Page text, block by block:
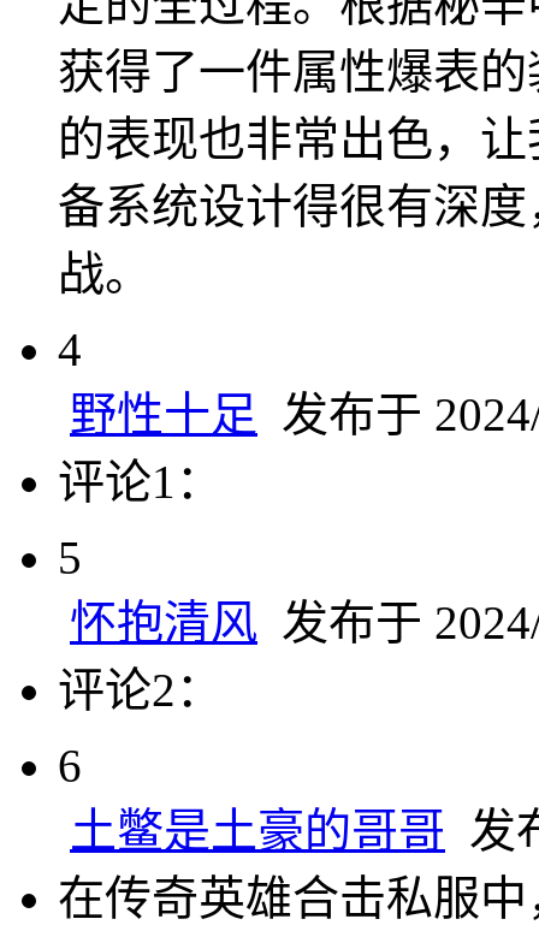
获得了一件属性爆表
的表现也非常出色，
备系统设计得很有深
战。
4
野性十足 发布于
评论1：
5
怀抱清风 发布于
评论2：
6
土鳖是土豪的哥哥 发
在传奇英雄合击私服